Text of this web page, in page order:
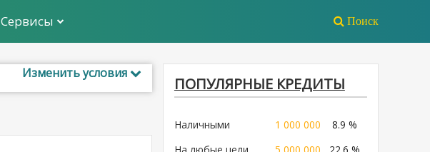
Сервисы Поиск
Изменить условия
ПОПУЛЯРНЫЕ КРЕДИТЫ
Наличными 1 000 000
8.9 %